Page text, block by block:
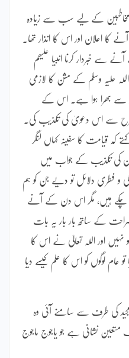
مخاطبین کے لیے سب سے زیادہ
کا اعلان اور اس کا انذار تھا۔
سے خبردار کرنا انبیا علیھم
علیہ وسلم کے مشن کا لازمی
سے بھرا ہوا ہے۔ اس کے
سے اس دعویٰ کی تکذیب کی۔
کہ قیامت کا سفینہ کہاں لنگر
ان کی تکذیب کے جواب میں
دلائل تو دیے جن کو ہم
چکے ہیں، مگر اس دن کے آنے
کے ساتھ بار بار یہ بات
نہیں اور اللہ تعالیٰ نے اس کا
عام لوگوں کو اس کا علم کیسے دیا
کی طرف سے سامنے آئی وہ
نشانی ہے جو یاجوج ماجوج